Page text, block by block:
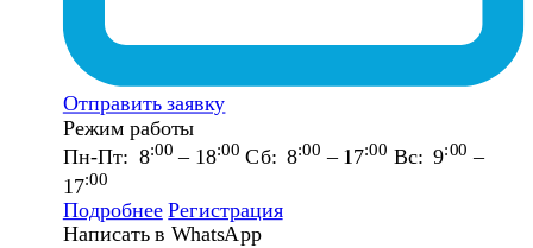
Отправить заявку
Режим работы
Пн-Пт: 8:00 – 18:00 Сб: 8:00 – 17:00 Вс: 9:00 –
17:00
Подробнее Регистрация
Написать в WhatsApp